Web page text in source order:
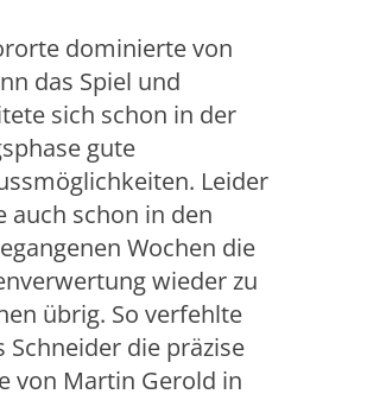
dominierte von
das Spiel und
sich schon in der
gute
Leider
auch schon in den
Wochen die
wieder zu
übrig. So verfehlte
Schneider die präzise
von Martin Gerold in